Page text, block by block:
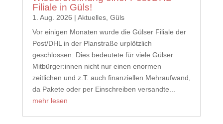
Filiale in Güls!
1. Aug. 2026 | Aktuelles, Güls
Vor einigen Monaten wurde die Gülser Filiale der
Post/DHL in der Planstraße urplötzlich
geschlossen. Dies bedeutete für viele Gülser
Mitbürger:innen nicht nur einen enormen
zeitlichen und z.T. auch finanziellen Mehraufwand,
da Pakete oder per Einschreiben versandte...
mehr lesen